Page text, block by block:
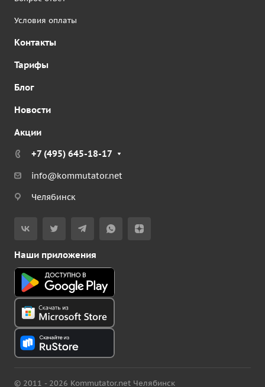
Условия оплаты
Контакты
Тарифы
Блог
Новости
Акции
+7 (495) 645-18-17
info@kommutator.net
Челябинск
Наши приложения
© 2011 - 2026 Kommutator.net Челябинск